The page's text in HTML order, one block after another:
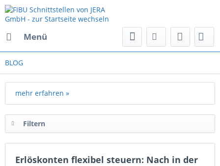
Menü
BLOG
mehr erfahren »
Filtern
Erlöskonten flexibel steuern: Nach in der